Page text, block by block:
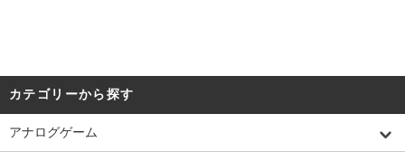
カテゴリーから探す
アナログゲーム